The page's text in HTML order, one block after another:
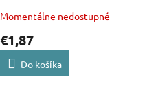
Momentálne nedostupné
€1,87
Do košíka